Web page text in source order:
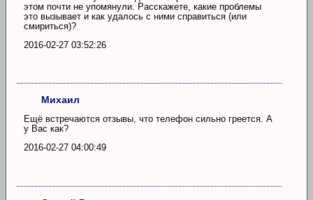
этом почти не упомянули. Расскажете, какие проблемы
это вызывает и как удалось с ними справиться (или
смириться)?
2016-02-27 03:52:26
Михаил
Ещё встречаются отзывы, что телефон сильно греется. А
у Вас как?
2016-02-27 04:00:49